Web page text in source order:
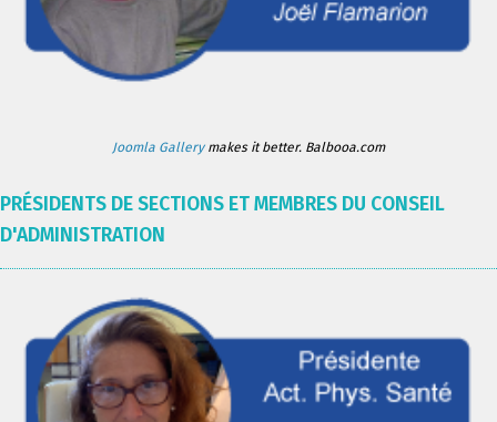
Joomla Gallerymakes it better. Balbooa.com
PRÉSIDENTS DE SECTIONS ET MEMBRES DU CONSEIL
D'ADMINISTRATION